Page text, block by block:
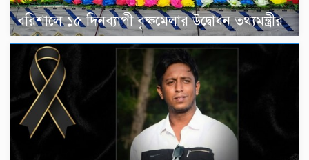
বরিশালে ১৫ দিনব্যাপী বৃক্ষমেলার উদ্বোধন তথ্যমন্ত্রীর